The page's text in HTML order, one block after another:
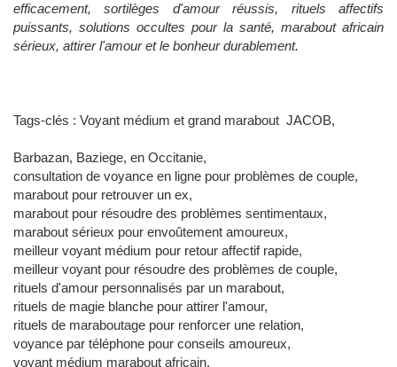
efficacement, sortilèges d'amour réussis, rituels affectifs
puissants, solutions occultes pour la santé, marabout africain
sérieux, attirer l'amour et le bonheur durablement.
Tags-clés : Voyant médium et grand marabout JACOB,
Barbazan, Baziege, en Occitanie,
consultation de voyance en ligne pour problèmes de couple,
marabout pour retrouver un ex,
marabout pour résoudre des problèmes sentimentaux,
marabout sérieux pour envoûtement amoureux,
meilleur voyant médium pour retour affectif rapide,
meilleur voyant pour résoudre des problèmes de couple,
rituels d'amour personnalisés par un marabout,
rituels de magie blanche pour attirer l'amour,
rituels de maraboutage pour renforcer une relation,
voyance par téléphone pour conseils amoureux,
voyant médium marabout africain,